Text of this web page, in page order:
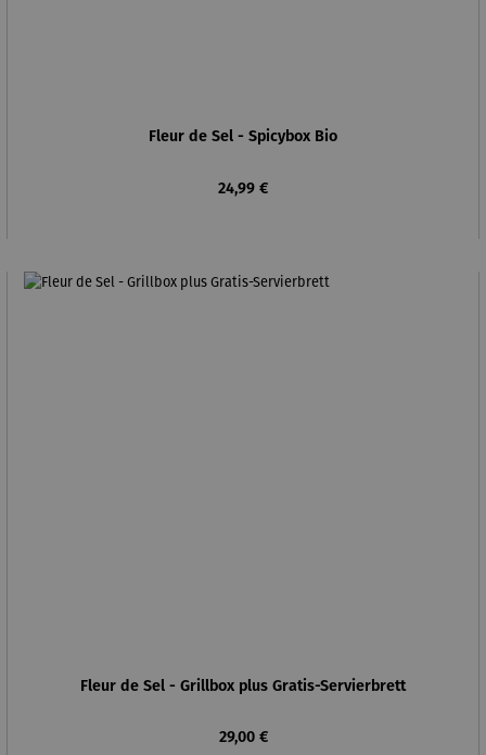
Fleur de Sel - Spicybox Bio
Regulärer Preis:
24,99 €
Fleur de Sel - Grillbox plus Gratis-Servierbrett
Regulärer Preis:
29,00 €